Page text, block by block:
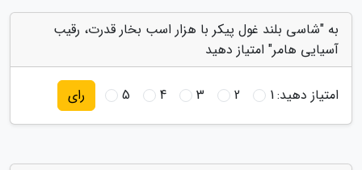
به "شاسی بلند غول پیکر با هزار اسب بخار قدرت، رقیب
آسیایی هامر" امتیاز دهید
امتیاز دهید:1
2
3
4
5 رای